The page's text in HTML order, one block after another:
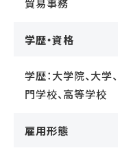
学歴・資格
学歴：大学院、大学
門学校、高等学校
雇用形態